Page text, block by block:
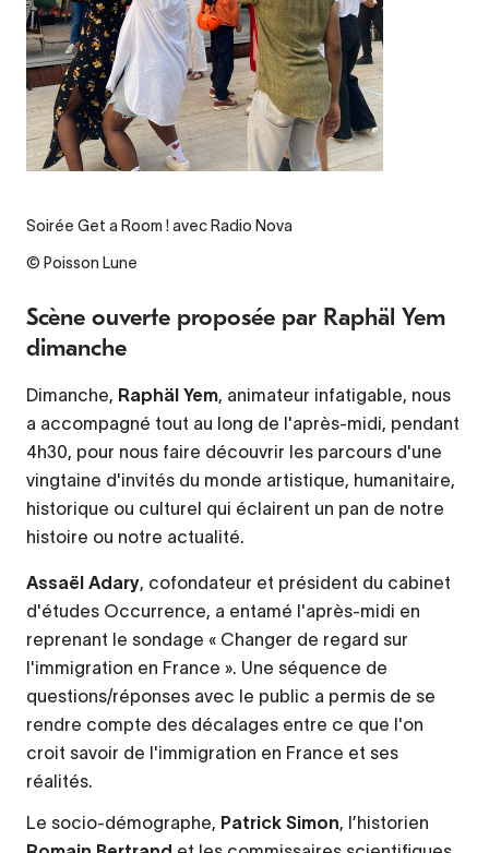
Soirée Get a Room ! avec Radio Nova
© Poisson Lune
Scène ouverte proposée par Raphäl Yem
dimanche
Dimanche, Raphäl Yem, animateur infatigable, nous
a accompagné tout au long de l'après-midi, pendant
4h30, pour nous faire découvrir les parcours d'une
vingtaine d'invités du monde artistique, humanitaire,
historique ou culturel qui éclairent un pan de notre
histoire ou notre actualité.
Assaël Adary, cofondateur et président du cabinet
d'études Occurrence, a entamé l'après-midi en
reprenant le sondage « Changer de regard sur
l'immigration en France ». Une séquence de
questions/réponses avec le public a permis de se
rendre compte des décalages entre ce que l'on
croit savoir de l'immigration en France et ses
réalités.
Le socio-démographe, Patrick Simon, l’historien